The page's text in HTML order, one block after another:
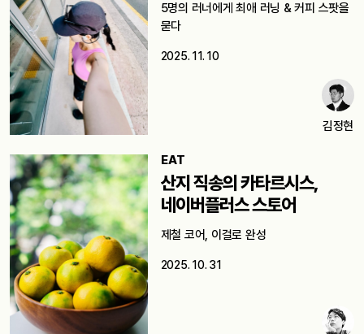
5명의 러너에게 최애 러닝 & 커피 스팟을
묻다
2025. 11. 10
김정현
EAT
산지 직송의 카타르시스,
네이버플러스 스토어
제철 코어, 이걸로 완성
2025. 10. 31